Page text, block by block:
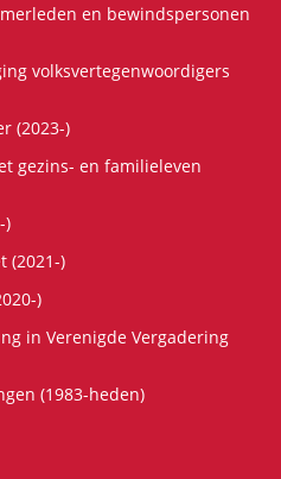
en bewindspersonen
volksvertegenwoordigers
(2023-)
gezins- en familieleven
)
(2021-)
)
in Verenigde Vergadering
(1983-heden)